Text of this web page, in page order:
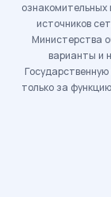
источников
Министерства
варианты и
только за